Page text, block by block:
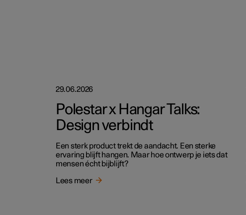
29.06.2026
Polestar x Hangar Talks:
Design verbindt
Een sterk product trekt de aandacht. Een sterke
ervaring blijft hangen. Maar hoe ontwerp je iets dat
mensen écht bijblijft?
Lees meer